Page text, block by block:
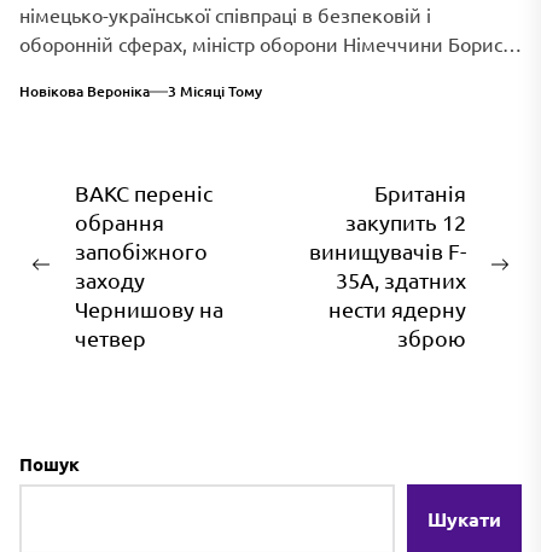
німецько-української співпраці в безпековій і
оборонній сферах, міністр оборони Німеччини Борис
Новікова Вероніка 3 Місяці Тому
Навігація
записів
Попередній
запис:
ВАКС переніс
обрання
запобіжного
заходу
Чернишову на
четвер
Британія
закупить 12
винищувачів F-
35A, здатних
нести ядерну
зброю
Пошук
Шукати